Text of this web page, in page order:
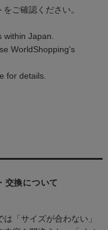
ご確認ください。
Japan.
WorldShopping's
for details.
交換について
は「サイズが合わない」